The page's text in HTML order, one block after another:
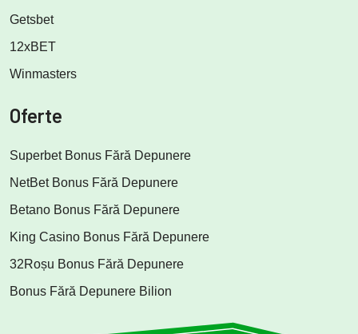
Getsbet
12xBET
Winmasters
Oferte
Superbet Bonus Fără Depunere
NetBet Bonus Fără Depunere
Betano Bonus Fără Depunere
King Casino Bonus Fără Depunere
32Roșu Bonus Fără Depunere
Bonus Fără Depunere Bilion